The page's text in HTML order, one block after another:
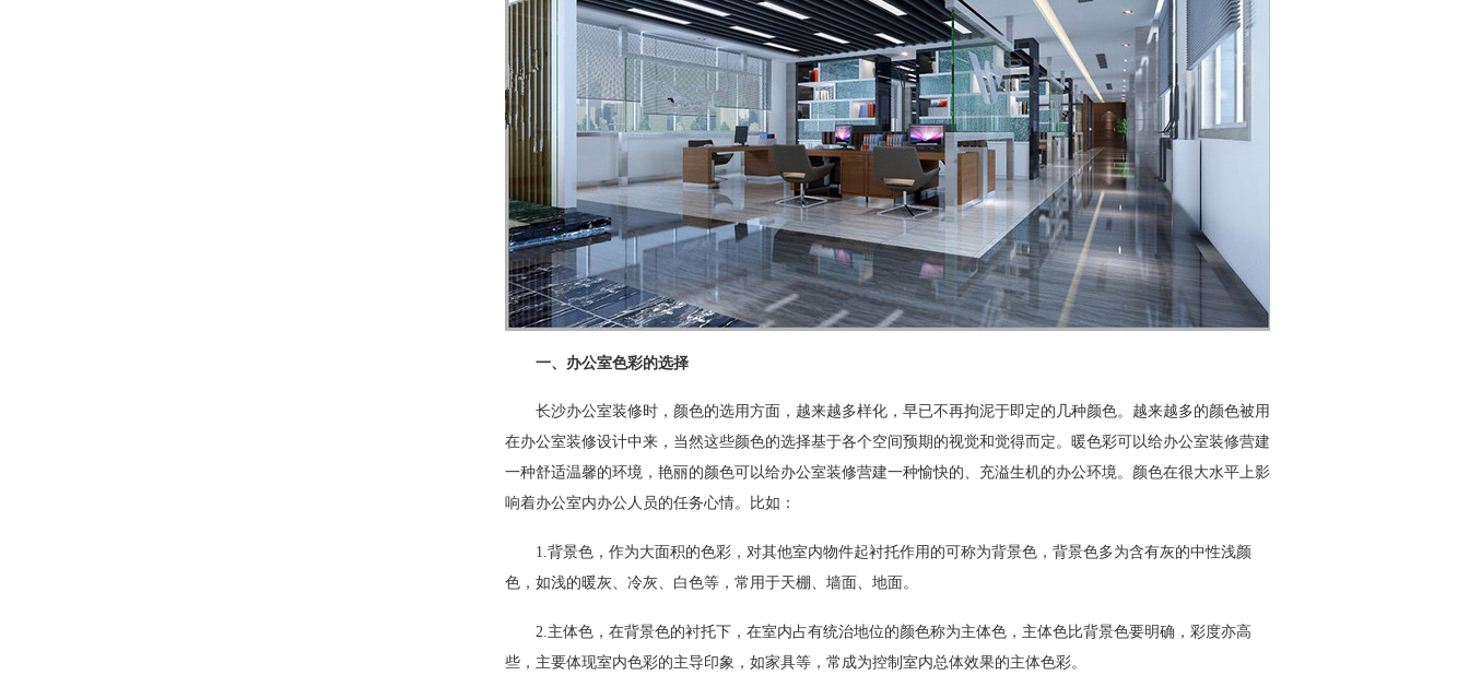
一、办公室色彩的选择
长沙办公室装修时，颜色的选用方面，越来越多样化，早已不再拘泥于即定的几种颜色。越来越多的颜色被用
在办公室装修设计中来，当然这些颜色的选择基于各个空间预期的视觉和觉得而定。暖色彩可以给办公室装修营建
一种舒适温馨的环境，艳丽的颜色可以给办公室装修营建一种愉快的、充溢生机的办公环境。颜色在很大水平上影
响着办公室内办公人员的任务心情。比如：
1.背景色，作为大面积的色彩，对其他室内物件起衬托作用的可称为背景色，背景色多为含有灰的中性浅颜
色，如浅的暖灰、冷灰、白色等，常用于天棚、墙面、地面。
2.主体色，在背景色的衬托下，在室内占有统治地位的颜色称为主体色，主体色比背景色要明确，彩度亦高
些，主要体现室内色彩的主导印象，如家具等，常成为控制室内总体效果的主体色彩。